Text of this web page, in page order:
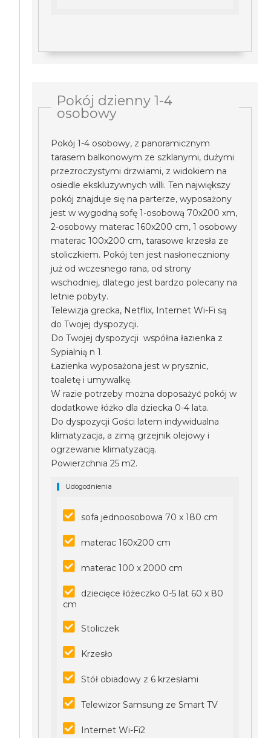
Pokój dzienny 1-4
osobowy
Pokój 1-4 osobowy, z panoramicznym
tarasem balkonowym ze szklanymi, dużymi
przezroczystymi drzwiami, z widokiem na
osiedle ekskluzywnych willi. Ten największy
pokój znajduje się na parterze, wyposażony
jest w wygodną sofę 1-osobową 70x200 xm,
2-osobowy materac 160x200 cm, 1 osobowy
materac 100x200 cm, tarasowe krzesła ze
stoliczkiem. Pokój ten jest nasłoneczniony
już od wczesnego rana, od strony
wschodniej, dlatego jest bardzo polecany na
letnie pobyty.
Telewizja grecka, Netflix, Internet Wi-Fi są
do Twojej dyspozycji.
Do Twojej dyspozycji współna łazienka z
Sypialnią n 1.
Łazienka wyposażona jest w prysznic,
toaletę i umywalkę.
W razie potrzeby można doposażyć pokój w
dodatkowe łóżko dla dziecka 0-4 lata.
Do dyspozycji Gości latem indywidualna
klimatyzacja, a zimą grzejnik olejowy i
ogrzewanie klimatyzacją.
Powierzchnia 25 m2.
Udogodnienia
sofa jednoosobowa 70 x 180 cm
materac 160x200 cm
materac 100 x 2000 cm
dziecięce łóżeczko 0-5 lat 60 x 80
cm
Stoliczek
Krzesło
Stół obiadowy z 6 krzesłami
Telewizor Samsung ze Smart TV
Internet Wi-Fi2